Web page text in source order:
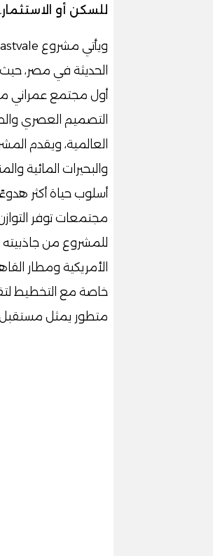
للسكن أو الاستثمار.
الحديثة في مصر،
أول مجتمع عمراني
التصميم العصري
العالمية، ويقدم
والبحيرات المائية
أسلوب حياة أكثر
مجتمعات توفر
للمشروع من جاذبيته
الأمريكية ومطار
خاصة مع التخطيط
متطور يمثل